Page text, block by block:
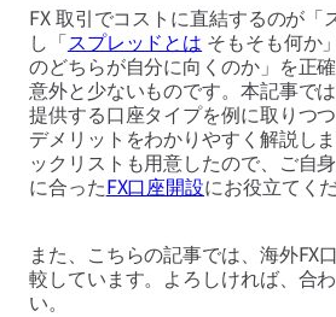
FX 取引でコストに直結するのが「
し「スプレッドとは そもそも何か
のどちらが自分に向くのか」を正
意外と少ないものです。本記事で
提供する口座タイプを例に取りつ
デメリットをわかりやすく解説し
ックリストも用意したので、ご自
に合ったFX口座開設にお役立てくだ
また、こちらの記事では、海外FX
較しています。よろしければ、合
い。